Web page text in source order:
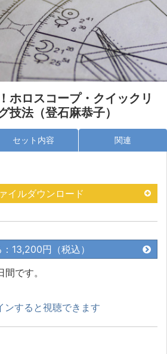
ホロスコープ・クイックリ
技法（登石麻恭子）
セット内容 関連
イルダウンロード
13,200円（税込）
です。
ンすると視聴できます